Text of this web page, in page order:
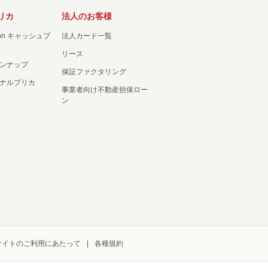
カ
キャッシュプ
ナップ
ルプリカ
法人のお客様
法人カード一覧
リース
保証ファクタリング
事業者向け不動産担保ロー
ン
イトのご利用にあたって 各種規約